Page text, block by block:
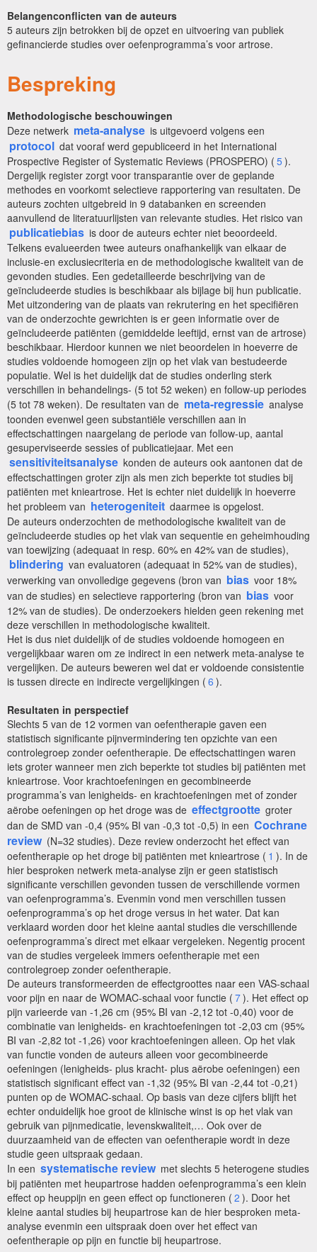
Belangenconflicten van de auteurs
5 auteurs zijn betrokken bij de opzet en uitvoering van publiek
gefinancierde studies over oefenprogramma’s voor artrose.
Bespreking
Methodologische beschouwingen
Deze netwerk meta-analyse is uitgevoerd volgens een
protocol dat vooraf werd gepubliceerd in het International
Prospective Register of Systematic Reviews (PROSPERO) ( 5).
Dergelijk register zorgt voor transparantie over de geplande
methodes en voorkomt selectieve rapportering van resultaten. De
auteurs zochten uitgebreid in 9 databanken en screenden
aanvullend de literatuurlijsten van relevante studies. Het risico van
publicatiebias is door de auteurs echter niet beoordeeld.
Telkens evalueerden twee auteurs onafhankelijk van elkaar de
inclusie-en exclusiecriteria en de methodologische kwaliteit van de
gevonden studies. Een gedetailleerde beschrijving van de
geïncludeerde studies is beschikbaar als bijlage bij hun publicatie.
Met uitzondering van de plaats van rekrutering en het specifiëren
van de onderzochte gewrichten is er geen informatie over de
geïncludeerde patiënten (gemiddelde leeftijd, ernst van de artrose)
beschikbaar. Hierdoor kunnen we niet beoordelen in hoeverre de
studies voldoende homogeen zijn op het vlak van bestudeerde
populatie. Wel is het duidelijk dat de studies onderling sterk
verschillen in behandelings- (5 tot 52 weken) en follow-up periodes
(5 tot 78 weken). De resultaten van de meta-regressie analyse
toonden evenwel geen substantiële verschillen aan in
effectschattingen naargelang de periode van follow-up, aantal
gesuperviseerde sessies of publicatiejaar. Met een
sensitiviteitsanalyse konden de auteurs ook aantonen dat de
effectschattingen groter zijn als men zich beperkte tot studies bij
patiënten met knieartrose. Het is echter niet duidelijk in hoeverre
het probleem van heterogeniteit daarmee is opgelost.
De auteurs onderzochten de methodologische kwaliteit van de
geïncludeerde studies op het vlak van sequentie en geheimhouding
van toewijzing (adequaat in resp. 60% en 42% van de studies),
blindering van evaluatoren (adequaat in 52% van de studies),
verwerking van onvolledige gegevens (bron van bias voor 18%
van de studies) en selectieve rapportering (bron van bias voor
12% van de studies). De onderzoekers hielden geen rekening met
deze verschillen in methodologische kwaliteit.
Het is dus niet duidelijk of de studies voldoende homogeen en
vergelijkbaar waren om ze indirect in een netwerk meta-analyse te
vergelijken. De auteurs beweren wel dat er voldoende consistentie
is tussen directe en indirecte vergelijkingen ( 6 ).
Resultaten in perspectief
Slechts 5 van de 12 vormen van oefentherapie gaven een
statistisch significante pijnvermindering ten opzichte van een
controlegroep zonder oefentherapie. De effectschattingen waren
iets groter wanneer men zich beperkte tot studies bij patiënten met
knieartrose. Voor krachtoefeningen en gecombineerde
programma’s van lenigheids- en krachtoefeningen met of zonder
aërobe oefeningen op het droge was de effectgrootte groter
dan de SMD van -0,4 (95% BI van -0,3 tot -0,5) in een Cochrane
review (N=32 studies). Deze review onderzocht het effect van
oefentherapie op het droge bij patiënten met knieartrose ( 1 ). In de
hier besproken netwerk meta-analyse zijn er geen statistisch
significante verschillen gevonden tussen de verschillende vormen
van oefenprogramma’s. Evenmin vond men verschillen tussen
oefenprogramma’s op het droge versus in het water. Dat kan
verklaard worden door het kleine aantal studies die verschillende
oefenprogramma’s direct met elkaar vergeleken. Negentig procent
van de studies vergeleek immers oefentherapie met een
controlegroep zonder oefentherapie.
De auteurs transformeerden de effectgroottes naar een VAS-schaal
voor pijn en naar de WOMAC-schaal voor functie ( 7). Het effect op
pijn varieerde van -1,26 cm (95% BI van -2,12 tot -0,40) voor de
combinatie van lenigheids- en krachtoefeningen tot -2,03 cm (95%
BI van -2,82 tot -1,26) voor krachtoefeningen alleen. Op het vlak
van functie vonden de auteurs alleen voor gecombineerde
oefeningen (lenigheids- plus kracht- plus aërobe oefeningen) een
statistisch significant effect van -1,32 (95% BI van -2,44 tot -0,21)
punten op de WOMAC-schaal. Op basis van deze cijfers blijft het
echter onduidelijk hoe groot de klinische winst is op het vlak van
gebruik van pijnmedicatie, levenskwaliteit,… Ook over de
duurzaamheid van de effecten van oefentherapie wordt in deze
studie geen uitspraak gedaan.
In een systematische review met slechts 5 heterogene studies
bij patiënten met heupartrose hadden oefenprogramma’s een klein
effect op heuppijn en geen effect op functioneren ( 2 ). Door het
kleine aantal studies bij heupartrose kan de hier besproken meta-
analyse evenmin een uitspraak doen over het effect van
oefentherapie op pijn en functie bij heupartrose.